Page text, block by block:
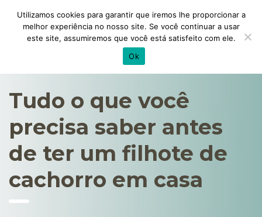
Tudo o que você
precisa saber antes
de ter um filhote de
cachorro em casa
Utilizamos cookies para garantir que iremos lhe proporcionar a
melhor experiência no nosso site. Se você continuar a usar
este site, assumiremos que você está satisfeito com ele.
Ok